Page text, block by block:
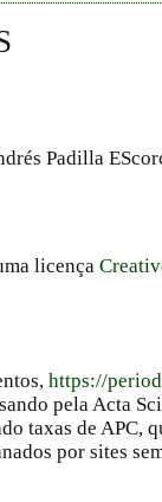
Padilla
licença
https://
pela Acta
taxas de APC,
por sites